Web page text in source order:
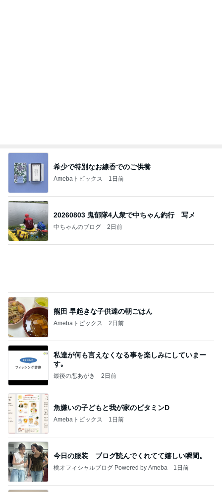
希少で特別なお線香でのご供養
Amebaトピックス 1日前
20260803 鬼郁隊4人衆で中ちゃん釣行 写メ
中ちゃんのブログ 2日前
熊田 早起きな子供達の朝ごはん
Amebaトピックス 2日前
私達が何も言えなくなる事を楽しみにしていまー
す｡
最後の悪あがき 2日前
魚嫌いの子どもと我が家のビタミンD
Amebaトピックス 1日前
今日の服装 ブログ読んでくれてて嬉しい瞬間。
桃オフィシャルブログ Powered by Ameba 1日前